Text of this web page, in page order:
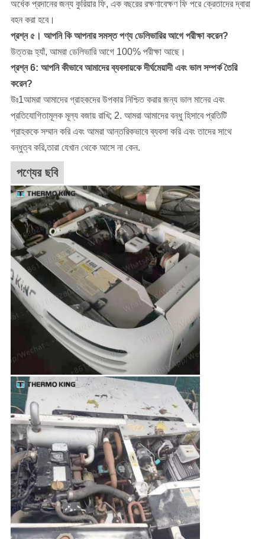
অর্ধেক প্রদানের জন্য কুরিয়ার ফি, এক বছরের রক্ষণাবেক্ষণ ফি পরে ক্রেতাদের দ্বারা
বহন করা হবে।
প্রশ্ন ৫। আপনি কি আপনার সমস্ত পণ্য ডেলিভারির আগে পরীক্ষা করেন?
উত্তরঃ হ্যাঁ, আমরা ডেলিভারি আগে 100% পরীক্ষা আছে।
প্রশ্ন 6: আপনি কীভাবে আমাদের ব্যবসায়কে দীর্ঘমেয়াদী এবং ভাল সম্পর্ক তৈরি
করেন?
উঃ1আমরা আমাদের গ্রাহকদের উপকার নিশ্চিত করার জন্য ভাল মানের এবং
প্রতিযোগিতামূলক মূল্য বজায় রাখি; 2. আমরা আমাদের বন্ধু হিসাবে প্রতিটি
গ্রাহককে সম্মান করি এবং আমরা আন্তরিকভাবে ব্যবসা করি এবং তাদের সাথে
বন্ধুত্ব করি,তারা যেখান থেকে আসে না কেন.
পণ্যের ছবি